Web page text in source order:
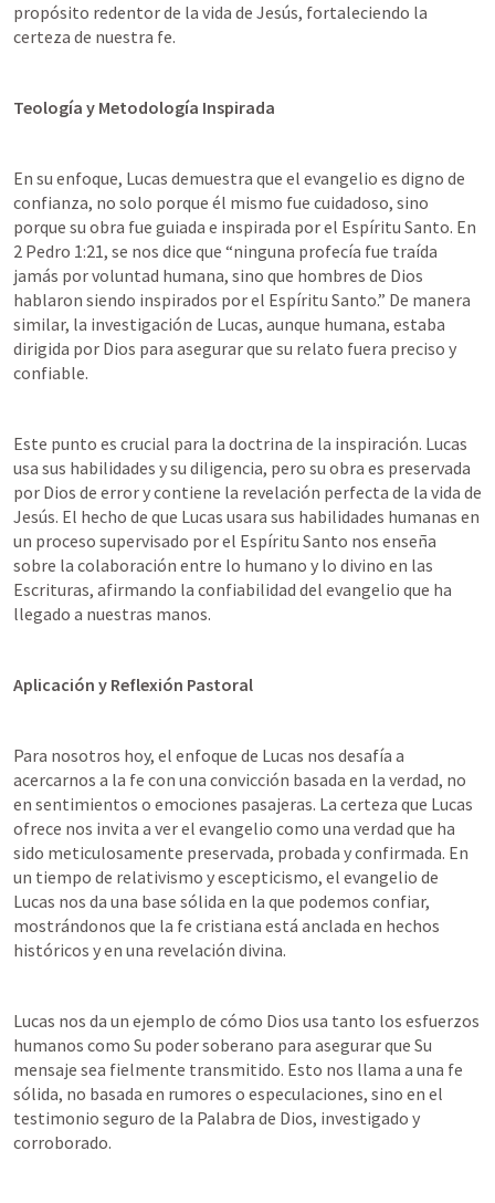
propósito redentor de la vida de Jesús, fortaleciendo la
certeza de nuestra fe.
Teología y Metodología Inspirada
En su enfoque, Lucas demuestra que el evangelio es digno de
confianza, no solo porque él mismo fue cuidadoso, sino
2 Pedro 1:21, se nos dice que “ninguna profecía fue traída
jamás por voluntad humana, sino que hombres de Dios
hablaron siendo inspirados por el Espíritu Santo.” De manera
similar, la investigación de Lucas, aunque humana, estaba
dirigida por Dios para asegurar que su relato fuera preciso y
confiable.
Este punto es crucial para la doctrina de la inspiración. Lucas
usa sus habilidades y su diligencia, pero su obra es preservada
por Dios de error y contiene la revelación perfecta de la vida de
Jesús. El hecho de que Lucas usara sus habilidades humanas en
un proceso supervisado por el Espíritu Santo nos enseña
sobre la colaboración entre lo humano y lo divino en las
Escrituras, afirmando la confiabilidad del evangelio que ha
llegado a nuestras manos.
Aplicación y Reflexión Pastoral
Para nosotros hoy, el enfoque de Lucas nos desafía a
acercarnos a la fe con una convicción basada en la verdad, no
en sentimientos o emociones pasajeras. La certeza que Lucas
ofrece nos invita a ver el evangelio como una verdad que ha
sido meticulosamente preservada, probada y confirmada. En
un tiempo de relativismo y escepticismo, el evangelio de
Lucas nos da una base sólida en la que podemos confiar,
mostrándonos que la fe cristiana está anclada en hechos
históricos y en una revelación divina.
Lucas nos da un ejemplo de cómo Dios usa tanto los esfuerzos
humanos como Su poder soberano para asegurar que Su
mensaje sea fielmente transmitido. Esto nos llama a una fe
sólida, no basada en rumores o especulaciones, sino en el
testimonio seguro de la Palabra de Dios, investigado y
corroborado.